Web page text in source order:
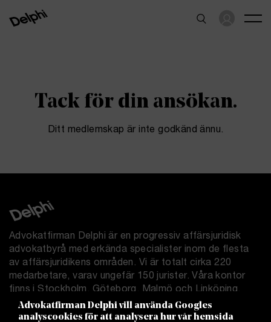
Tack för din ansökan.
Ditt medlemskap är inte godkänd ännu.
Advokatfirman Delphi är en progressiv affärsjuridisk
advokatbyrå med erkända specialister inom de flesta
av affärsjuridikens områden. Vi är totalt cirka 220
medarbetare, varav ungefär 150 jurister. Våra kontor
finns i Stockholm, Göteborg, Malmö och Linköping.
Advokatfirman Delphi vill använda Googles
analyscookies för att analysera hur vår hemsida